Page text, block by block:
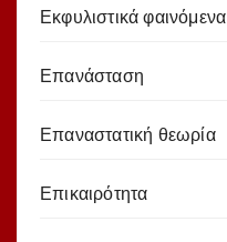
Εκφυλιστικά φαινόμενα
Επανάσταση
Επαναστατική θεωρία
Επικαιρότητα